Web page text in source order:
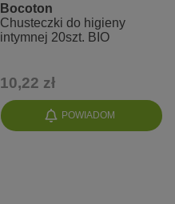
POWIADOM
Bocoton
Chusteczki do higieny
intymnej 20szt. BIO
10,22 zł